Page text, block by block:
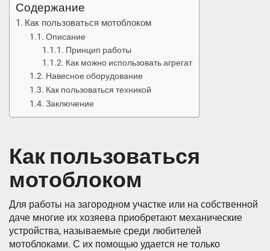
Содержание
Как пользоваться мотоблоком
Описание
Принцип работы
Как можно использовать агрегат
Навесное оборудование
Как пользоваться техникой
Заключение
Как пользоваться
мотоблоком
Для работы на загородном участке или на собственной
даче многие их хозяева приобретают механические
устройства, называемые среди любителей
мотоблоками. С их помощью удается не только